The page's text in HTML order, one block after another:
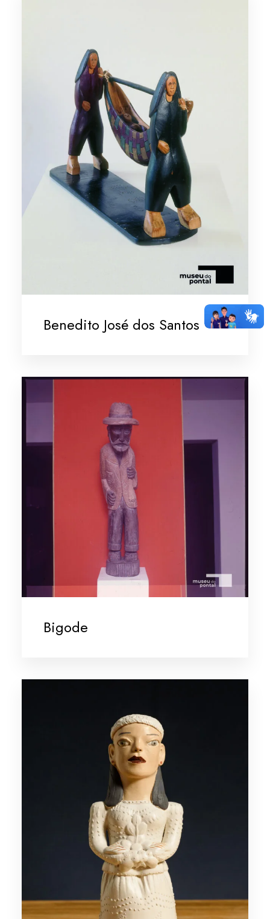
Benedito José dos Santos
Bigode